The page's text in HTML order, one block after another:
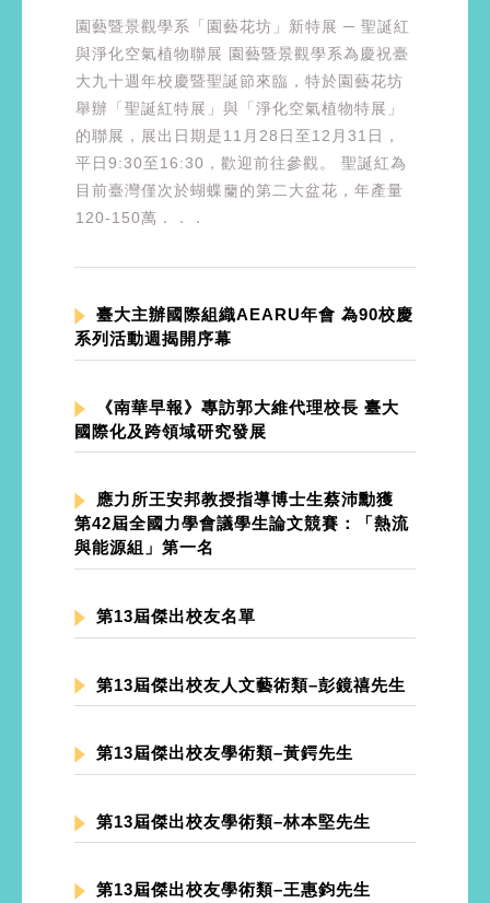
園藝暨景觀學系「園藝花坊」新特展 ─ 聖誕紅
與淨化空氣植物聯展 園藝暨景觀學系為慶祝臺
大九十週年校慶暨聖誕節來臨，特於園藝花坊
舉辦「聖誕紅特展」與「淨化空氣植物特展」
的聯展，展出日期是11月28日至12月31日，
平日9:30至16:30，歡迎前往參觀。 聖誕紅為
目前臺灣僅次於蝴蝶蘭的第二大盆花，年產量
120-150萬．．．
臺大主辦國際組織AEARU年會 為90校慶
系列活動週揭開序幕
《南華早報》專訪郭大維代理校長 臺大
國際化及跨領域研究發展
應力所王安邦教授指導博士生蔡沛勳獲
第42屆全國力學會議學生論文競賽：「熱流
與能源組」第一名
第13屆傑出校友名單
第13屆傑出校友人文藝術類–彭鏡禧先生
第13屆傑出校友學術類–黃鍔先生
第13屆傑出校友學術類–林本堅先生
第13屆傑出校友學術類–王惠鈞先生